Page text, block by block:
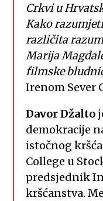
Crkvi u
Kako
različita
Marija
filmske
Irenom Sever
Davor Džalto
demokracije
istočnog
College u
predsjednik
kršćanstva.